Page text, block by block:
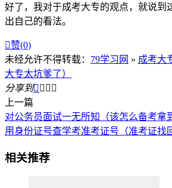
好了，我对于成考大专的观点，就说到
出自己的看法。
赞(0)
未经允许不得转载： 79学习网 » 成考大
大专太坑爹了）
分享到   
上一篇
对公务员面试一无所知（该怎么备考拿
用身份证号查学考准考证号（准考证找
相关推荐